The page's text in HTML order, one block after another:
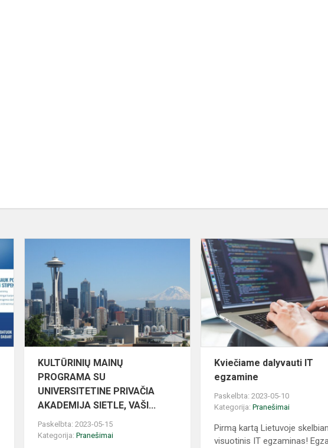
PROGRAMA
„ATEITIS
PRIKLAUSO
MAN!“
KULTŪRINIŲ
MAINŲ
PROGRAMA
UNIVERSITETINE
PRIVAČIA
AKADEM...
KULTŪRINIŲ MAINŲ
PROGRAMA SU
UNIVERSITETINE PRIVAČIA
AKADEMIJA SIETLE, VAŠI...
Paskelbta: 2023-05-15
Kategorija:Pranešimai
Kviečiame dalyvauti IT
egzamine
Paskelbta: 2023-05-10
Kategorija:Pranešimai
Pirmą kartą Lietuvoje
visuotinis IT egzaminas!